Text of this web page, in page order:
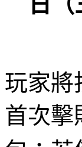
玩家將
首次擊